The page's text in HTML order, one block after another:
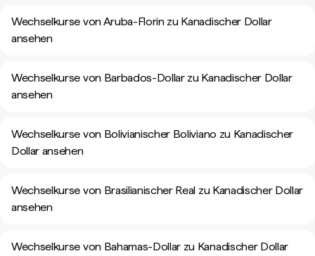
Wechselkurse von Aruba-Florin zu Kanadischer Dollar
ansehen
Wechselkurse von Barbados-Dollar zu Kanadischer Dollar
ansehen
Wechselkurse von Bolivianischer Boliviano zu Kanadischer
Dollar ansehen
Wechselkurse von Brasilianischer Real zu Kanadischer Dollar
ansehen
Wechselkurse von Bahamas-Dollar zu Kanadischer Dollar